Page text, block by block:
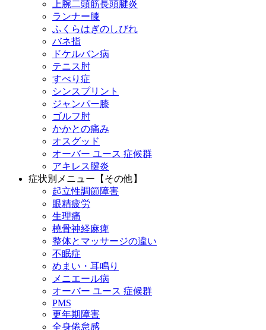
上腕二頭筋長頭腱炎
ランナー膝
ふくらはぎのしびれ
バネ指
ドケルバン病
テニス肘
すべり症
シンスプリント
ジャンパー膝
ゴルフ肘
かかとの痛み
オスグッド
オーバー ユース 症候群
アキレス腱炎
症状別メニュー【その他】
起立性調節障害
眼精疲労
生理痛
橈骨神経麻痺
整体とマッサージの違い
不眠症
めまい・耳鳴り
メニエール病
オーバー ユース 症候群
PMS
更年期障害
全身倦怠感